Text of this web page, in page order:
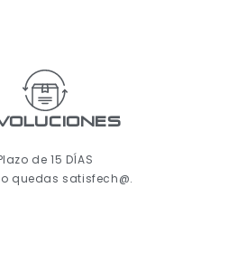
de 15 DÍAS
quedas satisfech@.